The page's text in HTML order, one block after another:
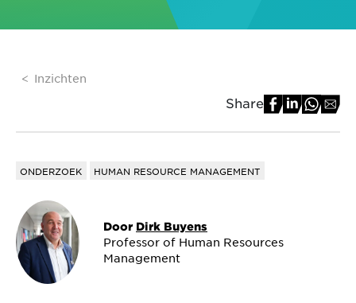
Inzichten
Share
ONDERZOEK HUMAN RESOURCE MANAGEMENT
Door Dirk Buyens
Professor of Human Resources
Management